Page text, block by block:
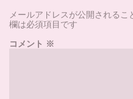
メールアドレスが公開されるこ
欄は必須項目です
コメント ※